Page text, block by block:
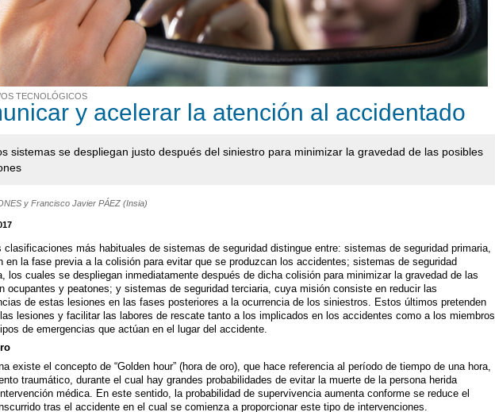
TECNOLÓGICOS
y acelerar la atención al accidentado
sistemas se despliegan justo después del siniestro para minimizar la gravedad de las posibles
y Francisco Javier PÁEZ (Insia)
clasificaciones más habituales de sistemas de seguridad distingue entre: sistemas de seguridad primaria,
en la fase previa a la colisión para evitar que se produzcan los accidentes; sistemas de seguridad
los cuales se despliegan inmediatamente después de dicha colisión para minimizar la gravedad de las
ocupantes y peatones; y sistemas de seguridad terciaria, cuya misión consiste en reducir las
de estas lesiones en las fases posteriores a la ocurrencia de los siniestros. Estos últimos pretenden
lesiones y facilitar las labores de rescate tanto a los implicados en los accidentes como a los miembros
de emergencias que actúan en el lugar del accidente.
existe el concepto de “Golden hour” (hora de oro), que hace referencia al período de tiempo de una hora,
traumático, durante el cual hay grandes probabilidades de evitar la muerte de la persona herida
médica. En este sentido, la probabilidad de supervivencia aumenta conforme se reduce el
tras el accidente en el cual se comienza a proporcionar este tipo de intervenciones.